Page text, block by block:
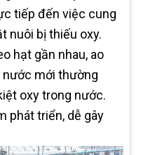
tiếp đến việc cung
nuôi bị thiếu oxy.
hạt gần nhau, ao
nước mới thường
oxy trong nước.
phát triển, dễ gây